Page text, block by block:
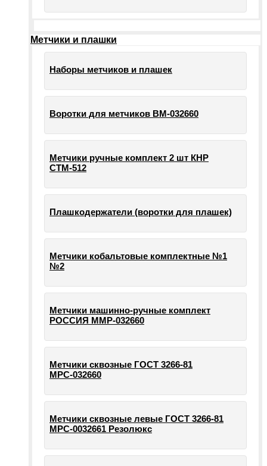
Метчики и плашки
Наборы метчиков и плашек
Воротки для метчиков ВМ-032660
Метчики ручные комплект 2 шт КНР
СТМ-512
Плашкодержатели (воротки для плашек)
Метчики кобальтовые комплектные №1
№2
Метчики машинно-ручные комплект
РОССИЯ ММР-032660
Метчики сквозные ГОСТ 3266-81
МРС-032660
Метчики сквозные левые ГОСТ 3266-81
МРС-0032661 Резолюкс